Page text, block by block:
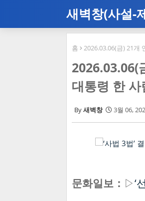
새벽창(사설-
홈 2026.03.06(금) 21개
2026.03.06(
대통령 한
새벽창 3월 06,
문화일보： ▷‘